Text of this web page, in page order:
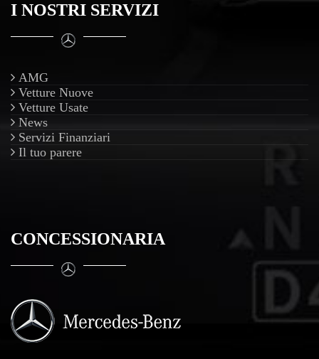
I NOSTRI SERVIZI
AMG
Vetture Nuove
Vetture Usate
News
Servizi Finanziari
Il tuo parere
CONCESSIONARIA